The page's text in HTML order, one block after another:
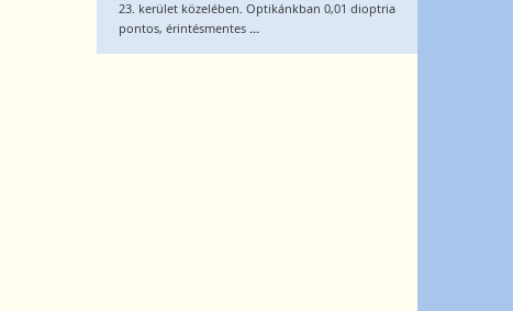
23. kerület közelében. Optikánkban 0,01 dioptria
pontos, érintésmentes ...